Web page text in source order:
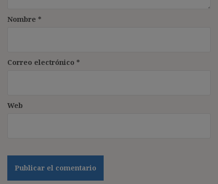
Nombre *
Correo electrónico *
Web